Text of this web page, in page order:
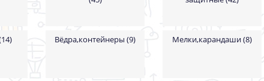
Вёдра,контейнеры (9) Мелки,карандаши (8)